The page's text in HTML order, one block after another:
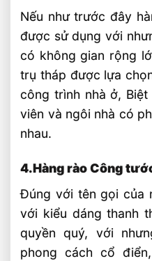
Nếu như trước đây
được sử dụng với
có không gian rộng
trụ tháp được lựa
công trình nhà ở,
viên và ngôi nhà có
nhau.
4.Hàng rào Công
Đúng với tên gọi của
với kiểu dáng thanh
quyền quý, với
phong cách cổ